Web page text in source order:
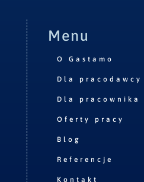
Menu
O Gastamo
Dla pracodawcy
Dla pracownika
Oferty pracy
Blog
Referencje
Kontakt